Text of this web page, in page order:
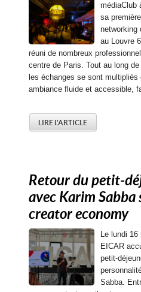
médiaClub
sa
networking
au Louvre
réuni de nombreux
centre de Paris. Tout au long
les échanges se sont multipliés
ambiance fluide et accessible,
LIRE L'ARTICLE
Retour du petit-
avec Karim Sabba
creator economy
Le lundi 16
EICAR
petit-
Sabba.